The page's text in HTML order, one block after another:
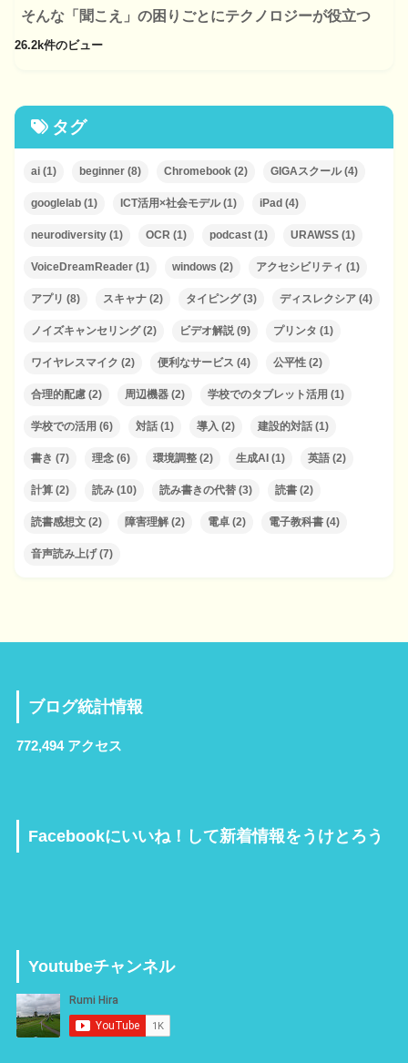
そんな「聞こえ」の困りごとにテクノロジーが役立つ
26.2k件のビュー
タグ
ai (1) beginner (8) Chromebook (2) GIGAスクール(4)
googlelab (1) ICT活用×社会モデル(1) iPad (4)
neurodiversity (1) OCR (1) podcast (1) URAWSS (1)
VoiceDreamReader (1) windows (2) アクセシビリティ (1)
アプリ (8) スキャナ (2) タイピング(3) ディスレクシア (4)
ノイズキャンセリング(2) ビデオ解説(9) プリンタ (1)
ワイヤレスマイク (2) 便利なサービス (4) 公平性 (2)
合理的配慮 (2) 周辺機器 (2) 学校でのタブレット活用 (1)
学校での活用 (6) 対話 (1) 導入 (2) 建設的対話 (1)
書き (7) 理念 (6) 環境調整 (2) 生成AI (1) 英語 (2)
計算 (2) 読み (10) 読み書きの代替 (3) 読書 (2)
読書感想文 (2) 障害理解 (2) 電卓 (2) 電子教科書 (4)
音声読み上げ(7)
ブログ統計情報
772,494 アクセス
Facebookにいいね！して新着情報をうけとろう
Youtubeチャンネル